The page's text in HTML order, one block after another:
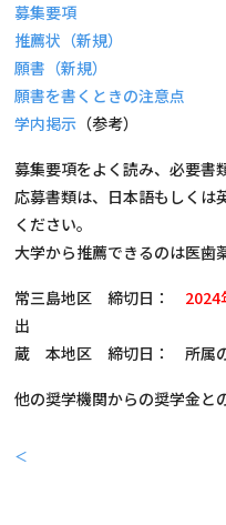
募集要項
推薦状（新規）
願書（新規）
願書を書くときの注意点
学内掲示 （参考）
募集要項をよく読み、必要書
応募書類は、日本語もしくは
ください。
大学から推薦できるのは医歯
常三島地区 締切日： 2024
出
蔵 本地区 締切日： 所属の
他の奨学機関からの奨学金と
＜